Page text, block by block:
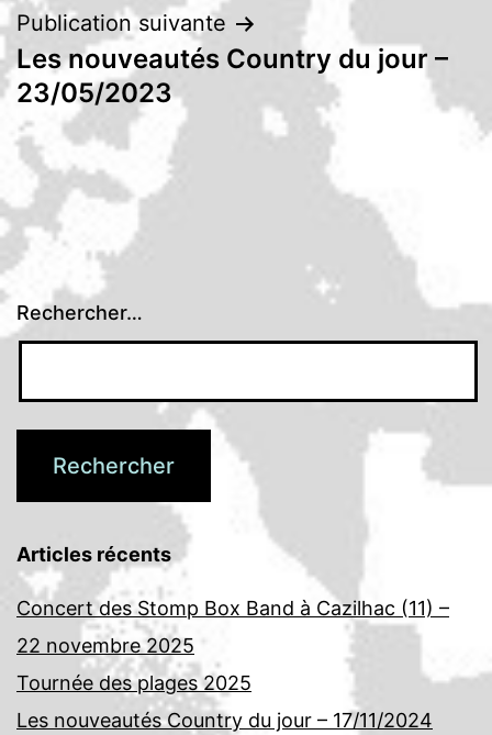
Publication suivante
Les nouveautés Country du jour –
23/05/2023
Rechercher…
Articles récents
Concert des Stomp Box Band à Cazilhac (11) –
22 novembre 2025
Tournée des plages 2025
Les nouveautés Country du jour – 17/11/2024